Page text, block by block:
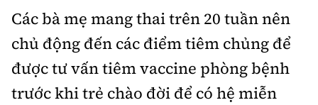
Các bà mẹ mang thai trên 20 tuần nên
chủ động đến các điểm tiêm chủng để
được tư vấn tiêm vaccine phòng bệnh
trước khi trẻ chào đời để có hệ miễn